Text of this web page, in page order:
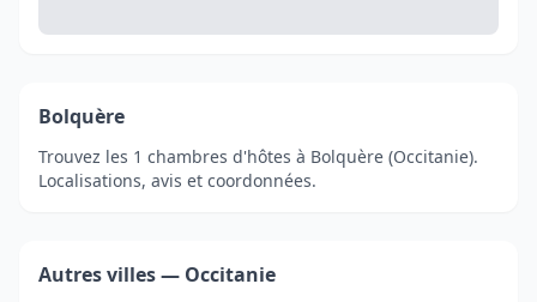
Bolquère
Trouvez les 1 chambres d'hôtes à Bolquère (Occitanie).
Localisations, avis et coordonnées.
Autres villes — Occitanie